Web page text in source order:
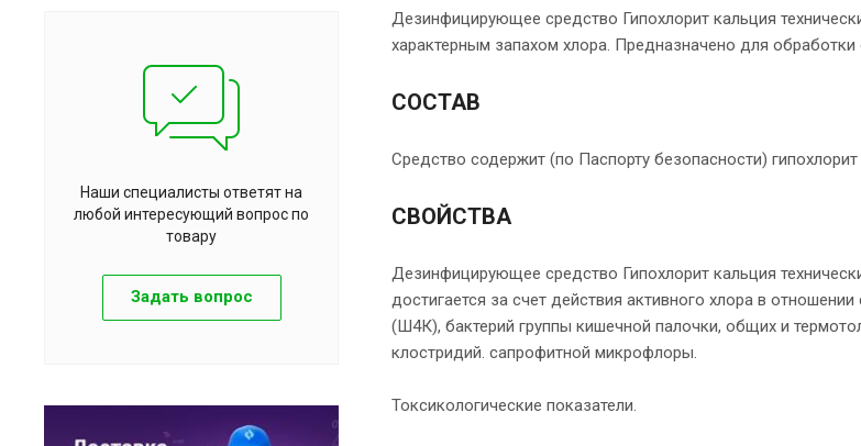
Дезинфицирующее средство Гипохлорит кальция
характерным запахом хлора. Предназначено для
СОСТАВ
Средство содержит (по Паспорту безопасности)
СВОЙСТВА
Дезинфицирующее средство Гипохлорит кальция
достигается за счет действия активного хлора в
(Ш4К), бактерий группы кишечной палочки, общих и
клостридий. сапрофитной микрофлоры.
Токсикологические показатели.
Наши специалисты ответят на
любой интересующий вопрос по
товару
Задать вопрос